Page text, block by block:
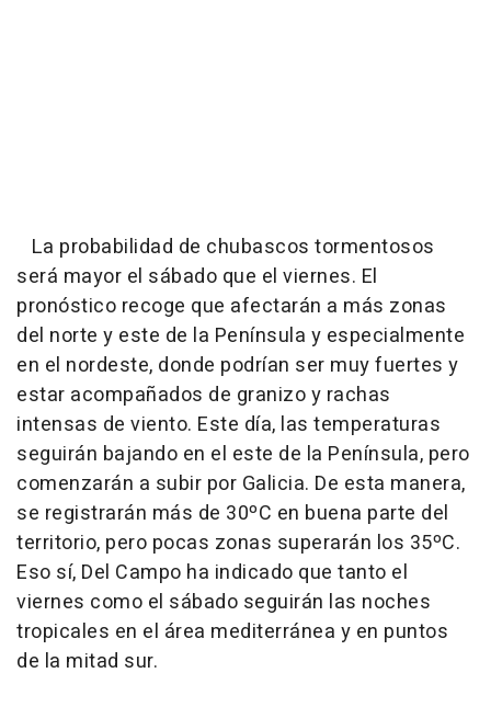
La probabilidad de chubascos tormentosos
será mayor el sábado que el viernes. El
pronóstico recoge que afectarán a más zonas
del norte y este de la Península y especialmente
en el nordeste, donde podrían ser muy fuertes y
estar acompañados de granizo y rachas
intensas de viento. Este día, las temperaturas
seguirán bajando en el este de la Península, pero
comenzarán a subir por Galicia. De esta manera,
se registrarán más de 30ºC en buena parte del
territorio, pero pocas zonas superarán los 35ºC.
Eso sí, Del Campo ha indicado que tanto el
viernes como el sábado seguirán las noches
tropicales en el área mediterránea y en puntos
de la mitad sur.